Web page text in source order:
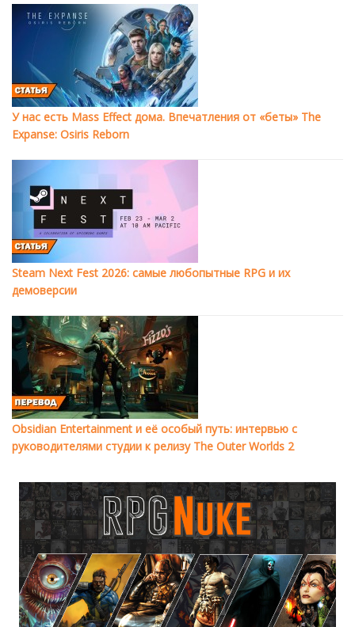
У нас есть Mass Effect дома. Впечатления от «беты» The
Expanse: Osiris Reborn
Steam Next Fest 2026: самые любопытные RPG и их
демоверсии
Obsidian Entertainment и её особый путь: интервью с
руководителями студии к релизу The Outer Worlds 2